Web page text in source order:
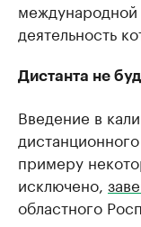
деятельность
Дистанта не
Введение в
примеру
исключено,
областного